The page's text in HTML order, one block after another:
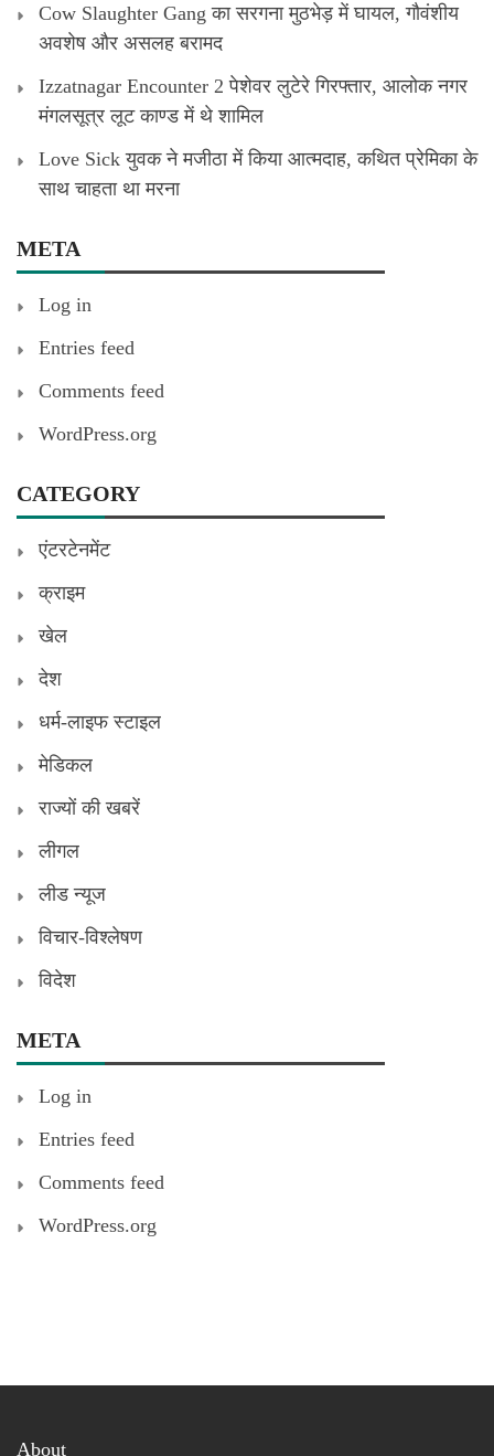
Cow Slaughter Gang का सरगना मुठभेड़ में घायल, गौवंशीय
अवशेष और असलह बरामद
Izzatnagar Encounter 2 पेशेवर लुटेरे गिरफ्तार, आलोक नगर
मंगलसूत्र लूट काण्‍ड में थे शामिल
Love Sick युवक ने मजीठा में किया आत्मदाह, कथित प्रेमिका के
साथ चाहता था मरना
META
Log in
Entries feed
Comments feed
WordPress.org
CATEGORY
एंटरटेनमेंट
क्राइम
खेल
देश
धर्म-लाइफ स्टाइल
मेडिकल
राज्यों की खबरें
लीगल
लीड न्यूज
विचार-विश्लेषण
विदेश
META
Log in
Entries feed
Comments feed
WordPress.org
About